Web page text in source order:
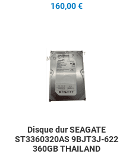
160,00 €
Disque dur SEAGATE
ST3360320AS 9BJT3J-622
360GB THAILAND